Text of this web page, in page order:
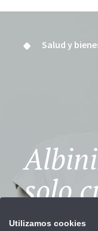
Salud y
solo
color
Utilizamos cookies